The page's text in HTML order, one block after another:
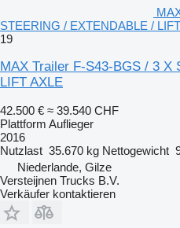
STEERING / EXTENDABLE /
19
MAX Trailer F-S43-BGS / 3 X
LIFT AXLE
42.500 € ≈ 39.540 CHF
Plattform Auflieger
2016
Nutzlast 35.670 kg Nettogewicht
Niederlande, Gilze
Versteijnen Trucks B.V.
Verkäufer kontaktieren